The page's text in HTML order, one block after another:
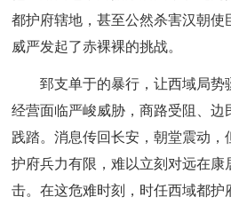
都护府辖地，甚至公然杀害汉朝使
威严发起了赤裸裸的挑战。
郅支单于的暴行，让西域局势
经营面临严峻威胁，商路受阻、边
践踏。消息传回长安，朝堂震动
护府兵力有限，难以立刻对远在康
击。在这危难时刻，时任西域都护